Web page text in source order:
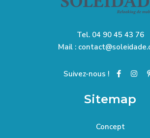
Tel. 04 90 45 43 76
Mail :
Suivez-nous !
Sitemap
Concept